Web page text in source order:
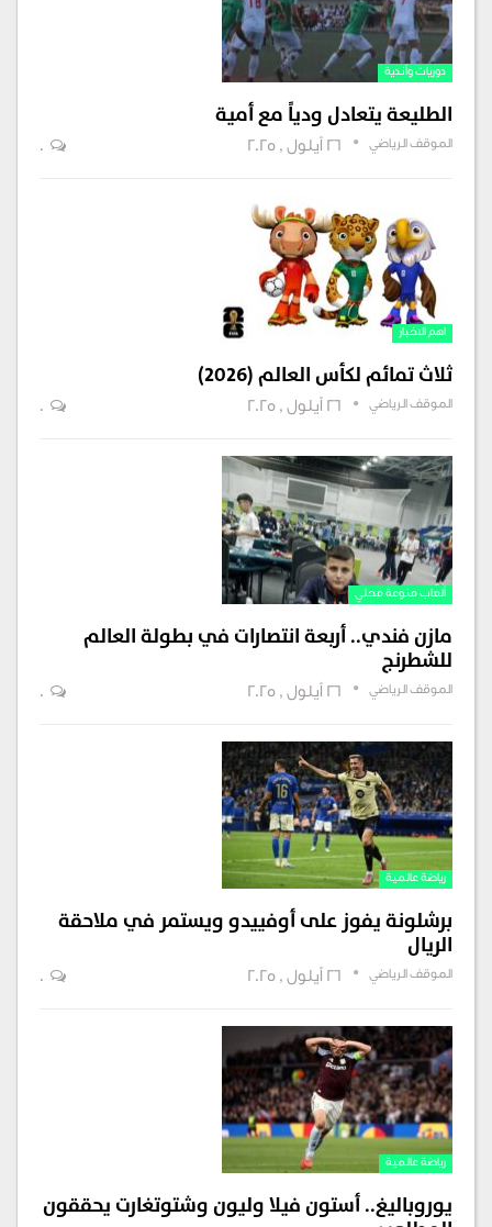
دوريات وأندية
الطليعة يتعادل ودياً مع أمية
الموقف الرياضي 26 أيلول , 2025 0
اهم الاخبار
ثلاث تمائم لكأس العالم (2026)
الموقف الرياضي 26 أيلول , 2025 0
ألعاب منوعة محلي
مازن فندي.. أربعة انتصارات في بطولة العالم
للشطرنج
الموقف الرياضي 26 أيلول , 2025 0
رياضة عالمية
برشلونة يفوز على أوفييدو ويستمر في ملاحقة
الريال
الموقف الرياضي 26 أيلول , 2025 0
رياضة عالمية
يوروباليغ.. أستون فيلا وليون وشتوتغارت يحققون